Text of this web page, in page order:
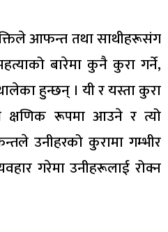
आफन्त तथा साथीहरूसंग
बारेमा कुनै कुरा गर्ने,
हुन्छन् । यी र यस्ता कुरा
क्षणिक रूपमा आउने र त्यो
उनीहरको कुरामा गम्भीर
गरेमा उनीहरूलाई रोक्न